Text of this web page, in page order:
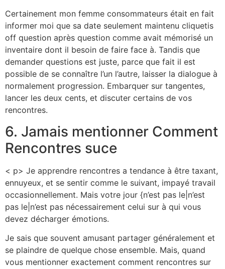
Certainement mon femme consommateurs était en fait
informer moi que sa date seulement maintenu cliquetis
off question après question comme avait mémorisé un
inventaire dont il besoin de faire face à. Tandis que
demander questions est juste, parce que fait il est
possible de se connaître l’un l’autre, laisser la dialogue à
normalement progression. Embarquer sur tangentes,
lancer les deux cents, et discuter certains de vos
rencontres.
6. Jamais mentionner Comment
Rencontres suce
< p> Je apprendre rencontres a tendance à être taxant,
ennuyeux, et se sentir comme le suivant, impayé travail
occasionnellement. Mais votre jour {n’est pas le|n’est
pas le|n’est pas nécessairement celui sur à qui vous
devez décharger émotions.
Je sais que souvent amusant partager généralement et
se plaindre de quelque chose ensemble. Mais, quand
vous mentionner exactement comment rencontres sur